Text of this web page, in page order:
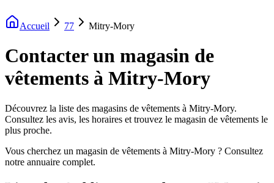
Accueil 77 Mitry-Mory
Contacter un magasin de
vêtements à Mitry-Mory
Découvrez la liste des magasins de vêtements à Mitry-Mory.
Consultez les avis, les horaires et trouvez le magasin de vêtements le
plus proche.
Vous cherchez un magasin de vêtements à Mitry-Mory ? Consultez
notre annuaire complet.